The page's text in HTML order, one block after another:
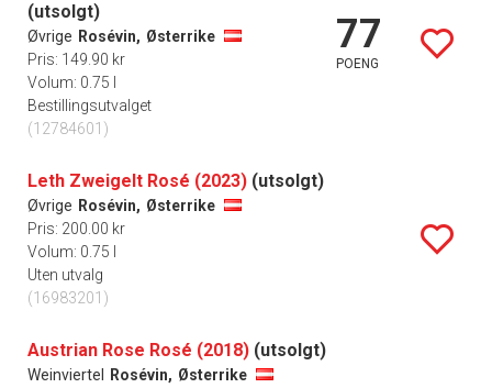
(utsolgt)
Øvrige Rosévin, Østerrike
Pris: 149.90 kr
Volum: 0.75 l
Bestillingsutvalget
(12784601)
77
POENG
Leth Zweigelt Rosé (2023) (utsolgt)
Øvrige Rosévin, Østerrike
Pris: 200.00 kr
Volum: 0.75 l
Uten utvalg
(16983201)
Austrian Rose Rosé (2018) (utsolgt)
Weinviertel Rosévin, Østerrike